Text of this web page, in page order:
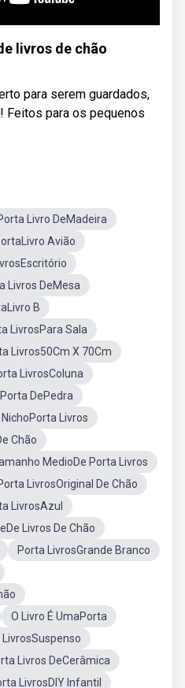
livros de chão
para serem guardados,
para os pequenos
Livro DeMadeira
Avião
Livros DeMesa
B
LivrosPara Sala
Livros50Cm X 70Cm
LivrosColuna
Porta DePedra
NichoPorta Livros
Chão
MedioDe Porta Livros
LivrosOriginal De Chão
LivrosAzul
Livros De Chão
Porta LivrosGrande Branco
O Livro É UmaPorta
LivrosSuspenso
Livros DeCerâmica
LivrosDIY Infantil